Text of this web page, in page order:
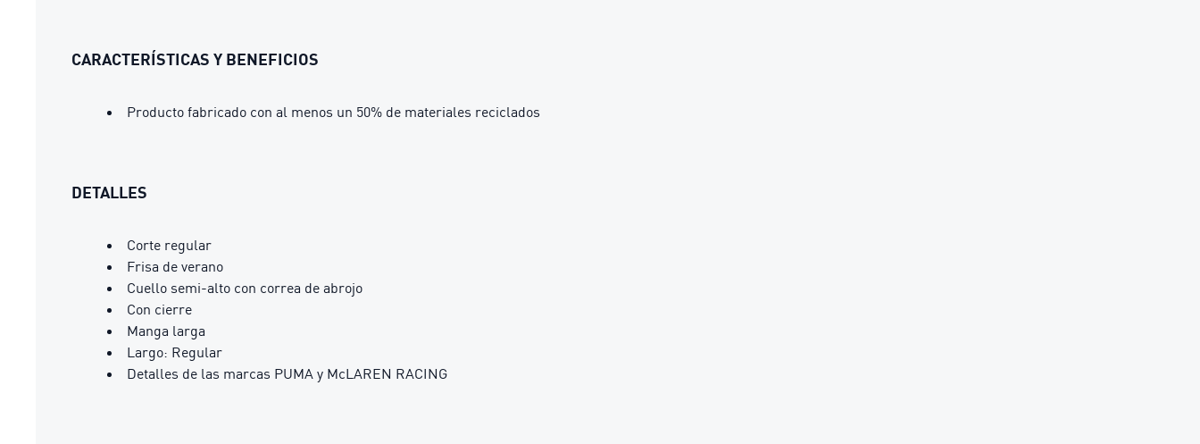
CARACTERÍSTICAS Y BENEFICIOS
Producto fabricado con al menos un 50% de materiales reciclados
DETALLES
Corte regular
Frisa de verano
Cuello semi-alto con correa de abrojo
Con cierre
Manga larga
Largo: Regular
Detalles de las marcas PUMA y McLAREN RACING